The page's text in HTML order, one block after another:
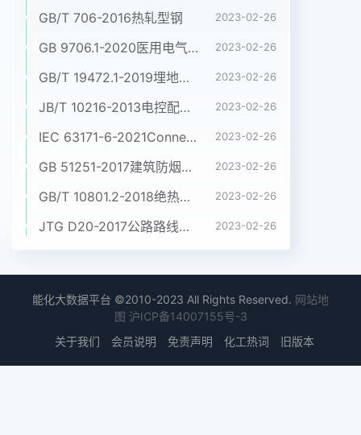
GB/T 706-2016热轧型钢 2023-02-26
GB 9706.1-2020医用电气设备 第1部分:基本安全和基本性能的通用要求 2023-02-26
GB/T 19472.1-2019埋地用聚乙烯(PE)结构壁管道系统 第1部分:聚乙烯双壁波纹管材 2023-02-26
JB/T 10216-2013电控配电用电缆桥架 2023-02-26
IEC 63171-6-2021Connectors for electrical and electronic equipment - Part 6: Detail specification for 2-way and 4-way (data/power), shielded, free and fixed connectors for power and data transmission with frequencies up to 600 MHz 2023-02-26
GB 51251-2017建筑防烟排烟系统技术标准 2023-02-26
GB/T 10801.2-2018绝热用挤塑聚苯乙烯泡沫塑料(XPS) 2023-02-26
JTG D20-2017公路路线设计规范 2023-02-26
能化大数据平台 ©2010-2023 All Rights Reserved. 网站地
图 沪ICP备14007155号-3
关于我们
会员说明 免责声明 化工热词 旧版本